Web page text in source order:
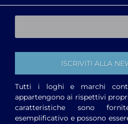
Tutti i loghi e marchi
appartengono ai rispettivi
caratteristiche sono
esemplificativo e possono